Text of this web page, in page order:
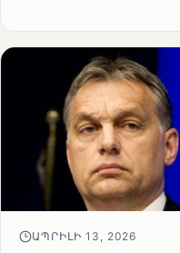
ԱՊՐԻԼԻ 13, 2026